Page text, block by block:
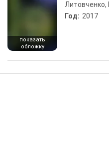
показать
обложку
Год: 2017